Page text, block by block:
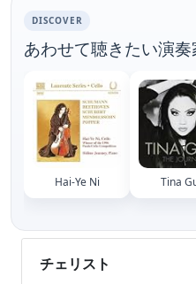
DISCOVER
あわせて聴きたい演奏
Hai-Ye Ni Tina
チェリスト